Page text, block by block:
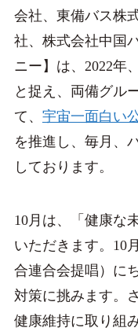
会社、東備バス株
社、株式会社中国
ニー】は、2022年
と捉え、両備グル
て、 宇宙一面白い
を推進し、毎月、
しております。
10月は、「健康な
いただきます。10
合連合会提唱）に
対策に挑みます。
健康維持に取り組